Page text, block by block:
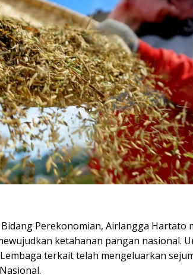
Perekonomian, Airlangga Hartato
ketahanan pangan nasional.
terkait telah mengeluarkan